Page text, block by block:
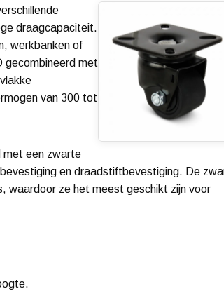
draagcapaciteit.
werkbanken of
gecombineerd met
van 300 tot
met een zwarte
en draadstiftbevestiging. De
waardoor ze het meest geschikt zijn voor